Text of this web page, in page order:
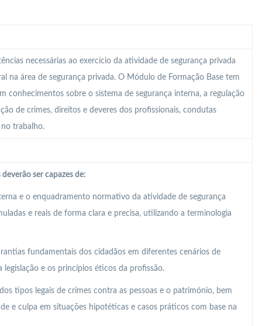
necessárias ao exercício da atividade de segurança privada
na área de segurança privada. O Módulo de Formação Base tem
conhecimentos sobre o sistema de segurança interna, a regulação
de crimes, direitos e deveres dos profissionais, condutas
no trabalho.
ser capazes de:
e o enquadramento normativo da atividade de segurança
e reais de forma clara e precisa, utilizando a terminologia
fundamentais dos cidadãos em diferentes cenários de
e os princípios éticos da profissão.
tipos legais de crimes contra as pessoas e o património, bem
e culpa em situações hipotéticas e casos práticos com base na